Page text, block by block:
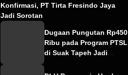
Konfirmasi, PT Tirta Fresindo Jaya
Jadi Sorotan
Dugaan Pungutan Rp450
Ribu pada Program PTSL
di Suak Tapeh Jadi
Kasus Sembawa Terulang